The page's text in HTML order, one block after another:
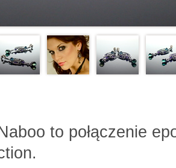
to połączenie